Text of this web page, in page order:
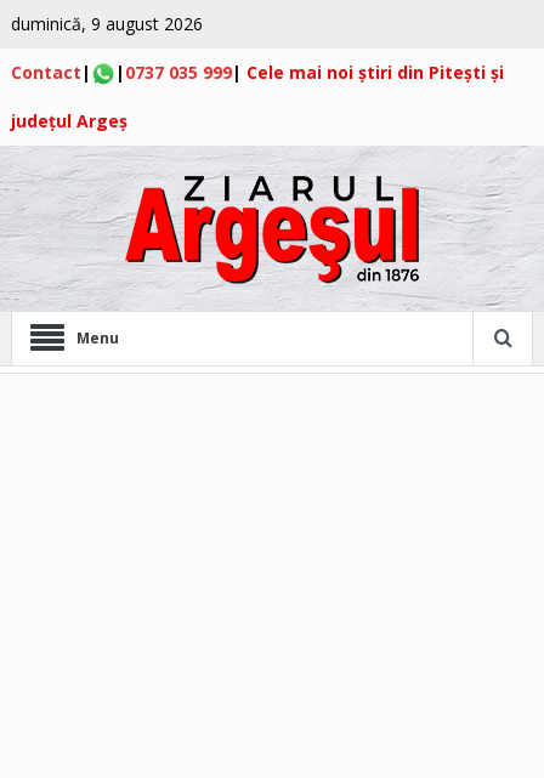
duminică, 9 august 2026
Contact | | 0737 035 999| Cele mai noi știri din Pitești și
județul Argeș
Menu